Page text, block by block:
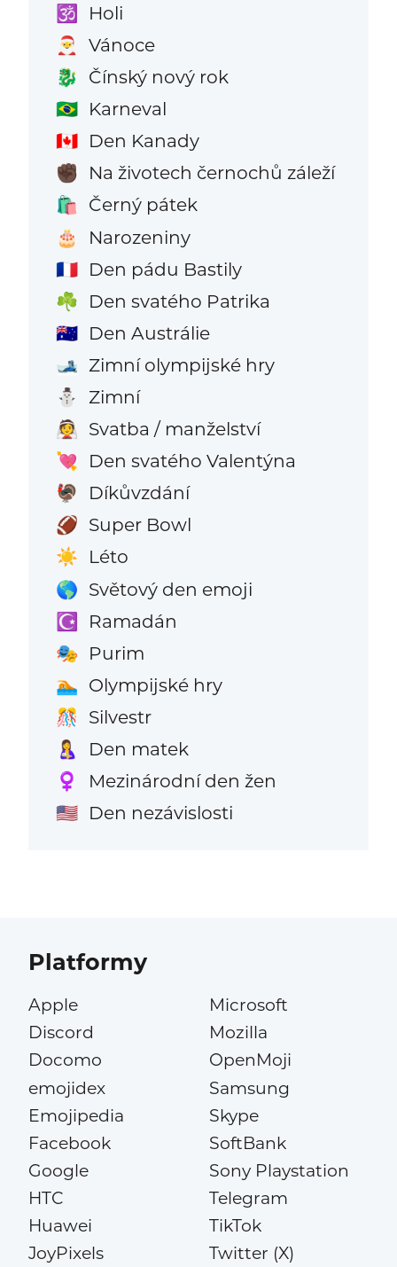
🕉️ Holi
🎅 Vánoce
🐉 Čínský nový rok
🇧🇷 Karneval
🇨🇦 Den Kanady
✊🏿 Na životech černochů záleží
🛍️ Černý pátek
🎂 Narozeniny
🇫🇷 Den pádu Bastily
☘️ Den svatého Patrika
🇦🇺 Den Austrálie
🎿 Zimní olympijské hry
⛄ Zimní
👰 Svatba / manželství
💘 Den svatého Valentýna
🦃 Díkůvzdání
🏈 Super Bowl
☀️ Léto
🌎 Světový den emoji
☪️ Ramadán
🎭 Purim
🏊 Olympijské hry
🎊 Silvestr
🤱 Den matek
♀️ Mezinárodní den žen
🇺🇸 Den nezávislosti
Platformy
Apple
Discord
Docomo
emojidex
Emojipedia
Facebook
Google
HTC
Huawei
JoyPixels
Microsoft
Mozilla
OpenMoji
Samsung
Skype
SoftBank
Sony Playstation
Telegram
TikTok
Twitter (X)